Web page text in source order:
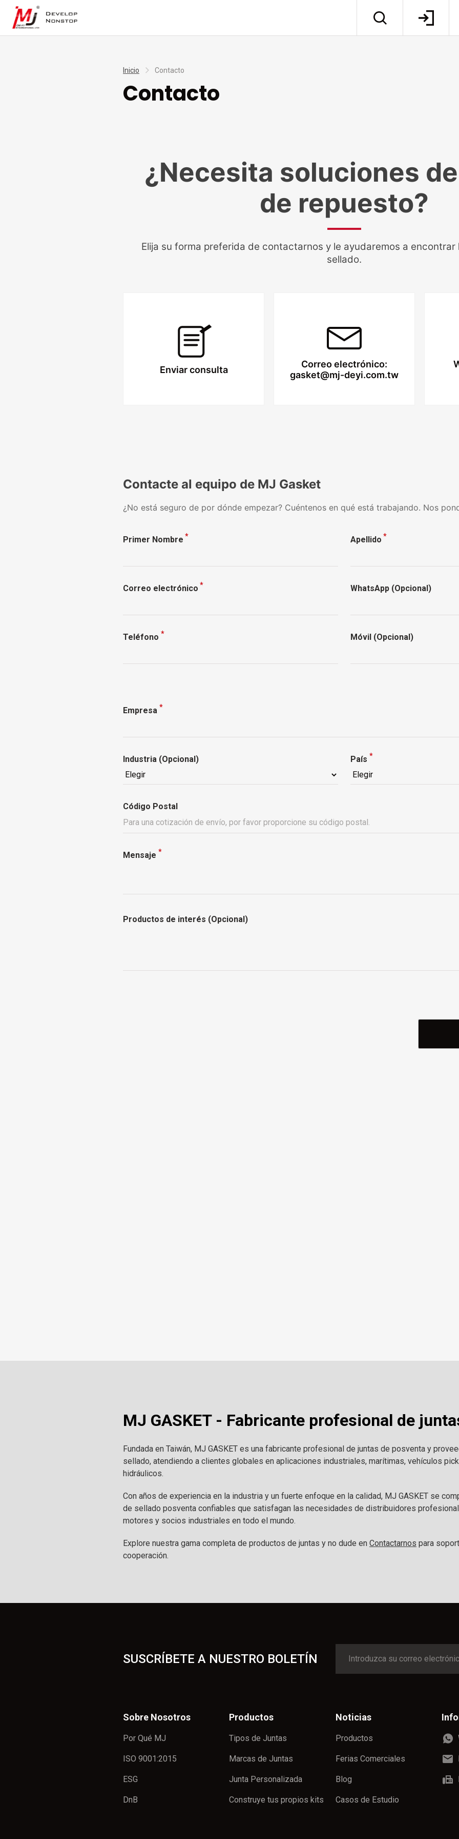
Inicio Contacto
Contacto
¿Necesita soluciones
de repuesto?
Elija su forma preferida de contactarnos y le ayudaremos a encontrar
sellado.
Enviar consulta
Correo electrónico:
gasket@mj-deyi.com.tw
Contacte al equipo de MJ Gasket
¿No está seguro de por dónde empezar? Cuéntenos en qué está trabajando. Nos
Primer Nombre * Apellido *
Correo electrónico * WhatsApp (Opcional)
Teléfono * Móvil (Opcional)
Empresa *
Industria (Opcional) País *
Código Postal
Mensaje *
Productos de interés (Opcional)
MJ GASKET - Fabricante profesional de
Fundada en Taiwán, MJ GASKET es una fabricante profesional de juntas de posventa y
sellado, atendiendo a clientes globales en aplicaciones industriales, marítimas, vehículos
hidráulicos.
Con años de experiencia en la industria y un fuerte enfoque en la calidad, MJ GASKET se
de sellado posventa confiables que satisfagan las necesidades de distribuidores
motores y socios industriales en todo el mundo.
Explore nuestra gama completa de productos de juntas y no dude en Contactarnos para
cooperación.
SUSCRÍBETE A NUESTRO BOLETÍN
Sobre Nosotros
Por Qué MJ
ISO 9001:2015
ESG
DnB
Productos
Tipos de Juntas
Marcas de Juntas
Junta Personalizada
Construye tus propios kits
Noticias
Productos
Ferias Comerciales
Blog
Casos de Estudio